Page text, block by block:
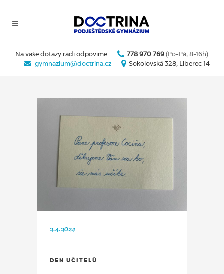
Na vaše dotazy rádi odpovíme 778 970 769 (Po-Pá, 8-16h)
gymnazium@doctrina.cz
Sokolovská 328, Liberec 14
2.4.2024
DEN UČITELŮ